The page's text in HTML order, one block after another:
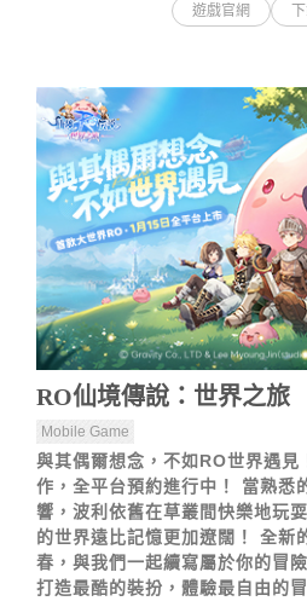
遊戲官網
RO仙境傳說：世界之旅
Mobile Game
與其偶爾想念，不如RO世界遇見
作，全平台預約進行中！ 當熟悉
響，波利依舊在草叢間快樂地玩
的世界遠比記憶更加遼闊！ 全新
春，與我們一起續寫屬於你的冒
打造最酷的裝扮，體驗最自由的